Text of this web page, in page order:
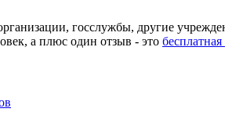
госслужбы, другие
а плюс один отзыв - это